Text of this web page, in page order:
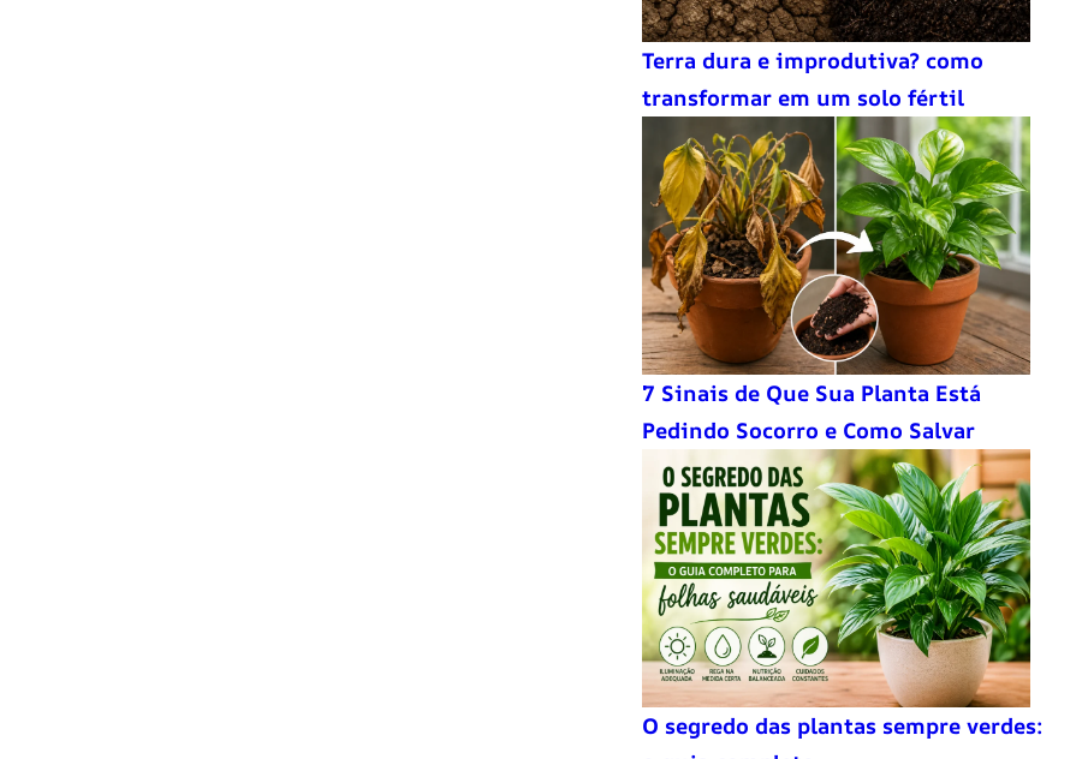
Terra dura e improdutiva? como
transformar em um solo fértil
7 Sinais de Que Sua Planta Está
Pedindo Socorro e Como Salvar
O segredo das plantas sempre verdes: